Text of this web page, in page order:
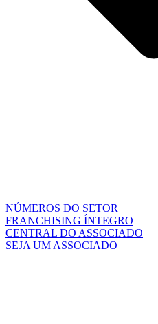
NÚMEROS DO SETOR
FRANCHISING ÍNTEGRO
CENTRAL DO ASSOCIADO
SEJA UM ASSOCIADO